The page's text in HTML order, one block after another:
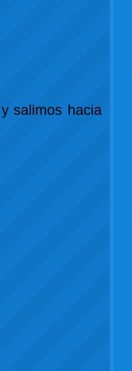
salimos hacia